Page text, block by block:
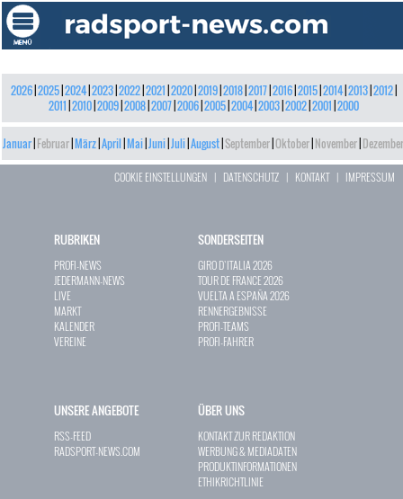
2026| 2025| 2024| 2023| 2022| 2021 2020| 2019| 2018| 2017| 2016| 2015| 2014| 2013| 2012|
2011 2010| 2009| 2008| 2007| 2006| 2005| 2004| 2003| 2002| 2001 2000
Januar Februar März April Mai Juni Juli August September Oktober November Dezember
COOKIE EINSTELLUNGEN | DATENSCHUTZ | KONTAKT| IMPRESSUM
RUBRIKEN
PROFI-NEWS
JEDERMANN-NEWS
LIVE
MARKT
KALENDER
VEREINE
SONDERSEITEN
GIRO D`ITALIA 2026
TOUR DE FRANCE 2026
VUELTA A ESPAÑA 2026
RENNERGEBNISSE
PROFI-TEAMS
PROFI-FAHRER
UNSERE ANGEBOTE
RSS-FEED
RADSPORT-NEWS.COM
ÜBER UNS
KONTAKT ZUR REDAKTION
WERBUNG & MEDIADATEN
PRODUKTINFORMATIONEN
ETHIKRICHTLINIE